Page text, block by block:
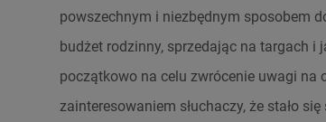
powszechnym i niezbędnym sposobem
budżet rodzinny, sprzedając na targach i
początkowo na celu zwrócenie uwagi na
zainteresowaniem słuchaczy, że stało